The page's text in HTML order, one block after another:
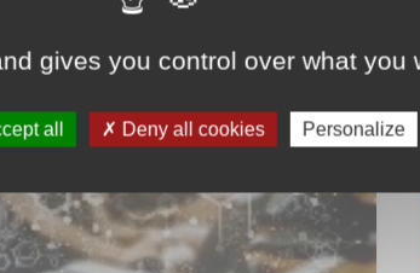
gives you control over what you
all Deny all cookies Personalize